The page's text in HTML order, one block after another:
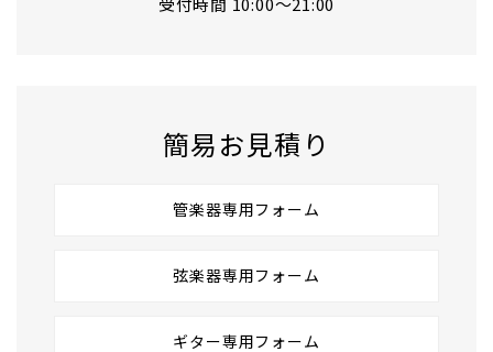
簡易お見積り
管楽器専用フォーム
弦楽器専用フォーム
ギター専用フォーム